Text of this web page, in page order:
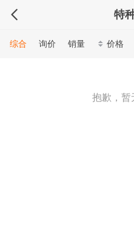
特
综合 询价 销量 价格
抱歉，暂